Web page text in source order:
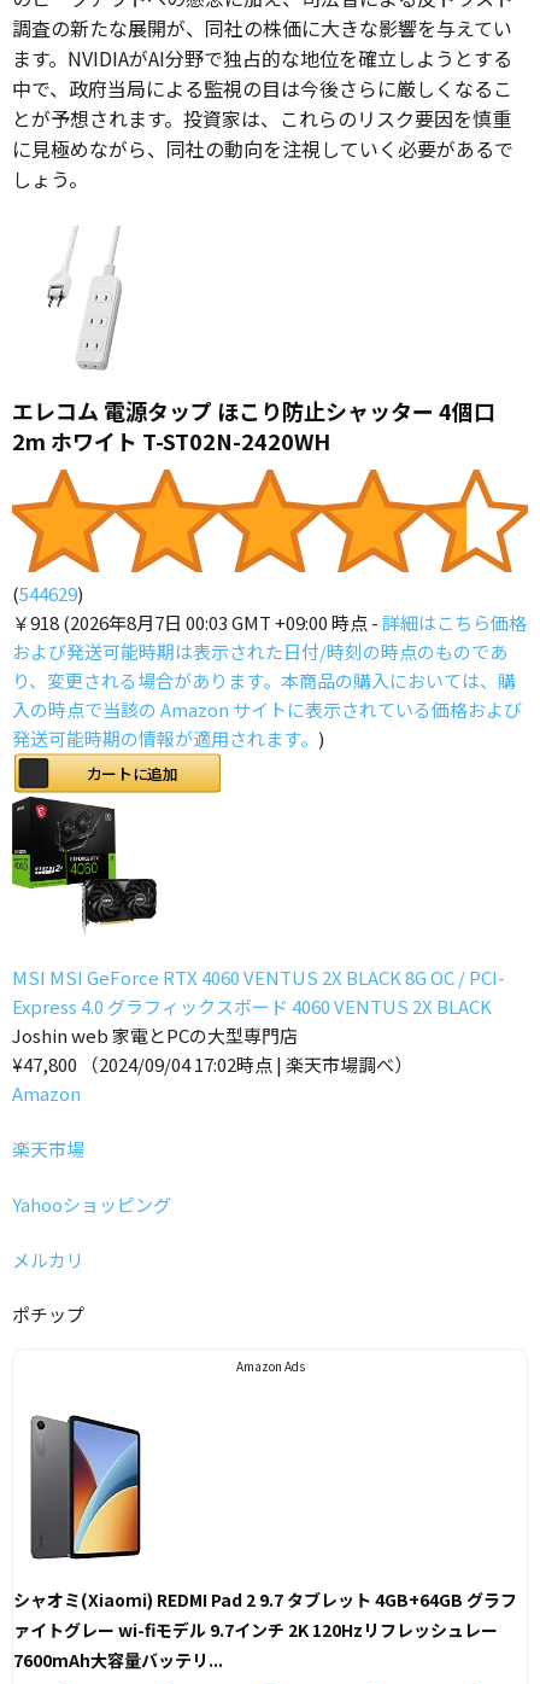
調査の新たな展開が、同社の株価に大きな影響を与えてい
ます。NVIDIAがAI分野で独占的な地位を確立しようとする
中で、政府当局による監視の目は今後さらに厳しくなるこ
とが予想されます。投資家は、これらのリスク要因を慎重
に見極めながら、同社の動向を注視していく必要があるで
しょう。
エレコム 電源タップ ほこり防止シャッター 4個口
2m ホワイト T-ST02N-2420WH
(544629)
￥918(2026年8月7日 00:03 GMT +09:00 時点 -詳細はこちら価格
および発送可能時期は表示された日付/時刻の時点のものであ
り、変更される場合があります。本商品の購入においては、購
入の時点で当該の Amazon サイトに表示されている価格および
発送可能時期の情報が適用されます。 )
カートに追加
MSI MSI GeForce RTX 4060 VENTUS 2X BLACK 8G OC / PCI-
Express 4.0 グラフィックスボード 4060 VENTUS 2X BLACK
Joshin web 家電とPCの大型専門店
¥47,800
（2024/09/04 17:02時点 | 楽天市場調べ）
Amazon
楽天市場
Yahooショッピング
メルカリ
ポチップ
Amazon Ads
シャオミ(Xiaomi) REDMI Pad 2 9.7 タブレット 4GB+64GB グラフ
ァイトグレー wi-fiモデル 9.7インチ 2K 120Hzリフレッシュレー
7600mAh大容量バッテリ...